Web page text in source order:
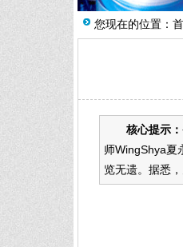
您现在的位置：
核心提示：
师WingShya夏
览无遗。据悉